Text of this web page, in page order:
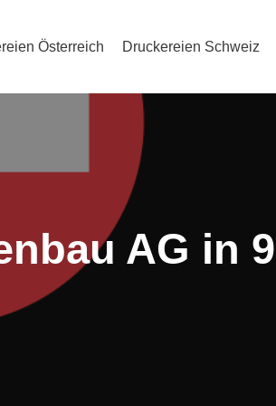
Österreich Druckereien Schweiz
AG in